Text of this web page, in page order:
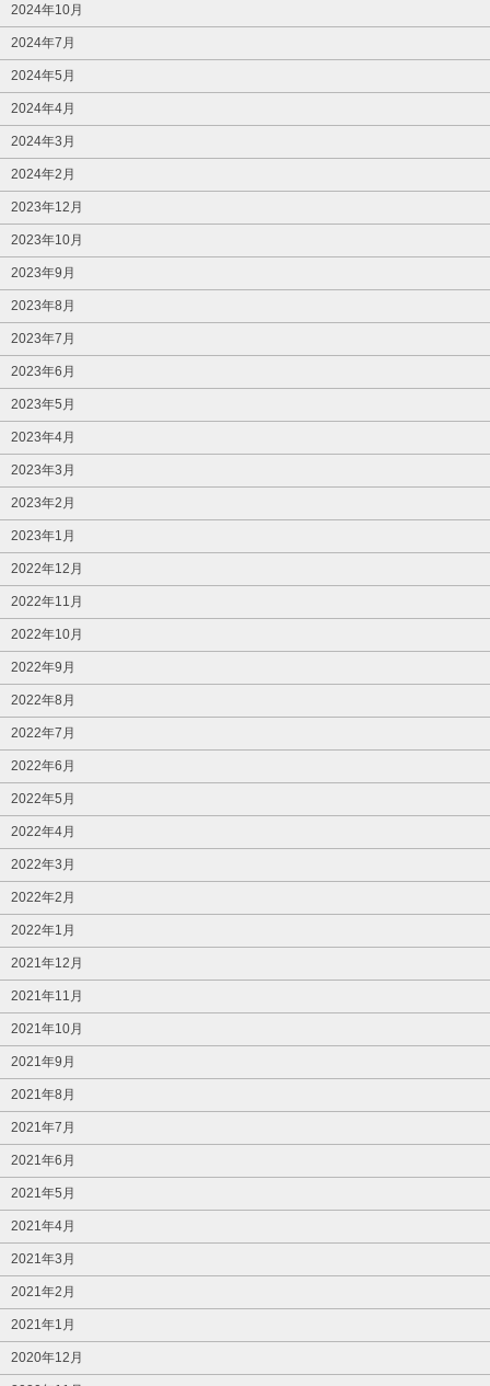
2024年10月
2024年7月
2024年5月
2024年4月
2024年3月
2024年2月
2023年12月
2023年10月
2023年9月
2023年8月
2023年7月
2023年6月
2023年5月
2023年4月
2023年3月
2023年2月
2023年1月
2022年12月
2022年11月
2022年10月
2022年9月
2022年8月
2022年7月
2022年6月
2022年5月
2022年4月
2022年3月
2022年2月
2022年1月
2021年12月
2021年11月
2021年10月
2021年9月
2021年8月
2021年7月
2021年6月
2021年5月
2021年4月
2021年3月
2021年2月
2021年1月
2020年12月